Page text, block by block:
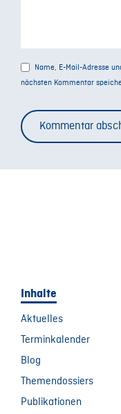
Name, E-Mail-Adresse
nächsten Kommentar
Inhalte
Aktuelles
Terminkalender
Blog
Themendossiers
Publikationen